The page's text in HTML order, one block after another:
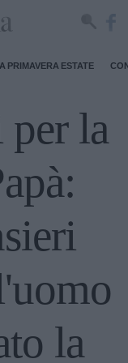
PRIMAVERA ESTATE
la
la